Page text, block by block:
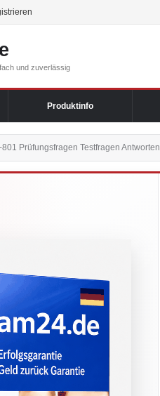
und zuverlässig
Produktinfo
801 Prüfungsfragen Testfragen Antworten